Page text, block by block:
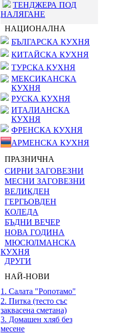
ТЕНДЖЕРА ПОД
НАЛЯГАНЕ
НАЦИОНАЛНА
БЪЛГАРСКА КУХНЯ
КИТАЙСКА КУХНЯ
ТУРСКА КУХНЯ
МЕКСИКАНСКА
КУХНЯ
РУСКА КУХНЯ
ИТАЛИАНСКА
КУХНЯ
ФРЕНСКА КУХНЯ
АРМЕНСКА КУХНЯ
ПРАЗНИЧНА
СИРНИ ЗАГОВЕЗНИ
МЕСНИ ЗАГОВЕЗНИ
ВЕЛИКДЕН
ГЕРГЬОВДЕН
КОЛЕДА
БЪДНИ ВЕЧЕР
НОВА ГОДИНА
МЮСЮЛМАНСКА
КУХНЯ
ДРУГИ
НАЙ-НОВИ
1. Салата "Ропотамо"
2. Питка (тесто със
заквасена сметана)
3. Домашен хляб без
месене